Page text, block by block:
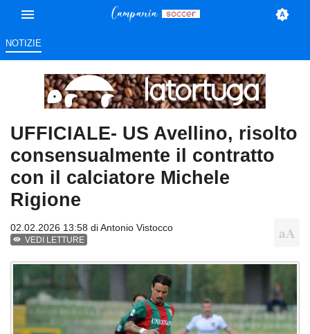
NOTIZIE
UFFICIALE- US Avellino, risolto
consensualmente il contratto
con il calciatore Michele
Rigione
02.02.2026 13:58 diAntonio Vistocco
VEDI LETTURE